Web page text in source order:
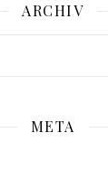
ARCHIV
META